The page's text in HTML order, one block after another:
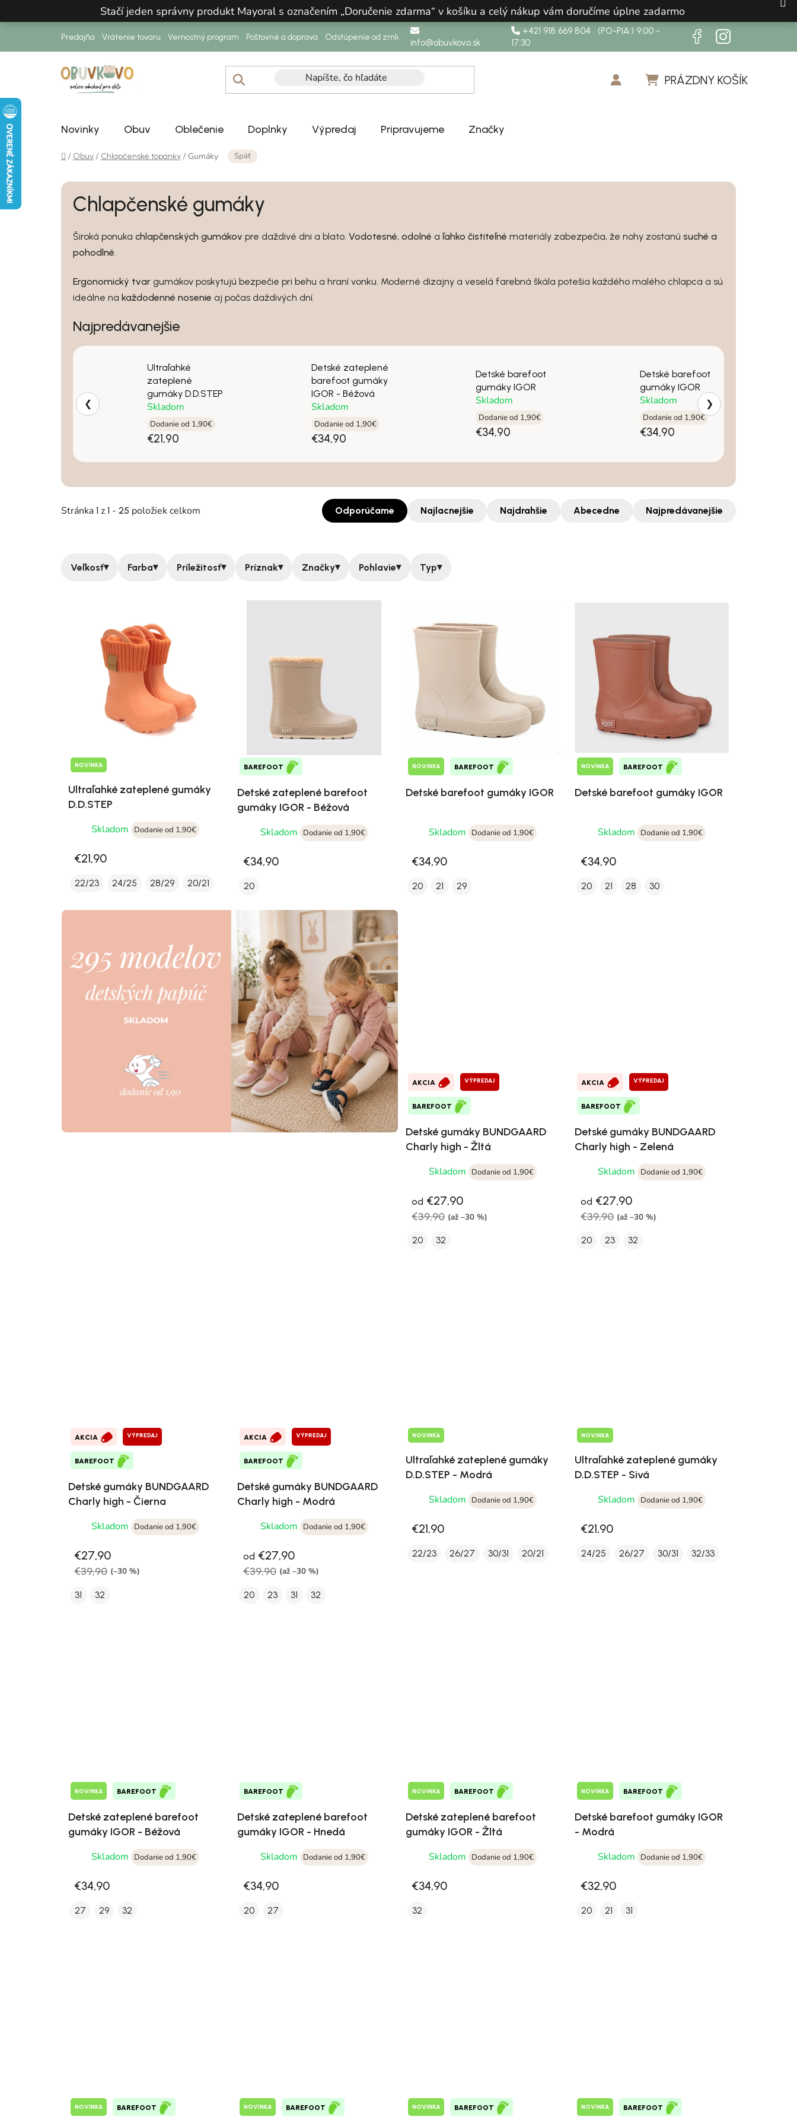
Stačí jeden správny produkt Mayoral s označením „Doručenie zdarma“ v košíku a celý nákup vám doručíme úplne zadarmo
Predajňa Vrátenie tovaru Vernostný program Poštovné a doprava Odstúpenie od zmluvy info@obuvkovo.sk
+421 918 669 804 (PO-PIA:) 9:00 -
17:30
PRÁZDNY KOŠÍK
Novinky Obuv Oblečenie Doplnky Výpredaj Pripravujeme Značky
Domov
/ Obuv / Chlapčenské topánky / Gumáky Späť
Chlapčenské gumáky
Široká ponuka chlapčenských gumákov pre daždivé dni a blato. Vodotesné, odolné a ľahko čistiteľné materiály zabezpečia, že nohy zostanú suché a
pohodlné.
Ergonomický tvar gumákov poskytujú bezpečie pri behu a hraní vonku. Moderné dizajny a veselá farebná škála potešia každého malého chlapca a sú
ideálne na každodenné nosenie aj počas daždivých dní.
Najpredávanejšie
Ultraľahké
zateplené
gumáky D.D.STEP
Skladom
Dodanie od 1,90€
€21,90
Detské zateplené
barefoot gumáky
IGOR - Béžová
Skladom
Dodanie od 1,90€
€34,90
Detské barefoot
gumáky IGOR
Skladom
Dodanie od 1,90€
€34,90
Detské barefoot
gumáky IGOR
Skladom
Dodanie od 1,90€
€34,90
❮ ❯
Stránka 1 z 1 - 25 položiek celkom Odporúčame Najlacnejšie Najdrahšie Abecedne Najpredávanejšie
Veľkosť▾ Farba▾ Príležitosť▾ Príznak▾ Značky▾ Pohlavie▾ Typ▾
NOVINKA
Ultraľahké zateplené gumáky
D.D.STEP
Skladom Dodanie od 1,90€
€21,90
22/23 24/25 28/29 20/21
BAREFOOT
Detské zateplené barefoot
gumáky IGOR - Béžová
Skladom
Dodanie od 1,90€
€34,90
20
NOVINKA BAREFOOT
Detské barefoot gumáky IGOR
Skladom Dodanie od 1,90€
€34,90
20 21 29
NOVINKA BAREFOOT
Detské barefoot gumáky IGOR
Skladom Dodanie od 1,90€
€34,90
20 21 28 30
AKCIA VÝPREDAJ
BAREFOOT
Detské gumáky BUNDGAARD
Charly high - Žltá
Skladom Dodanie od 1,90€
od €27,90
€39,90 (až –30 %)
20 32
AKCIA VÝPREDAJ
BAREFOOT
Detské gumáky BUNDGAARD
Charly high - Zelená
Skladom
Dodanie od 1,90€
od €27,90
€39,90 (až –30 %)
20 23 32
AKCIA VÝPREDAJ
BAREFOOT
Detské gumáky BUNDGAARD
Charly high - Čierna
Skladom Dodanie od 1,90€
€27,90
€39,90 (–30 %)
31 32
AKCIA VÝPREDAJ
BAREFOOT
Detské gumáky BUNDGAARD
Charly high - Modrá
Skladom
Dodanie od 1,90€
od €27,90
€39,90 (až –30 %)
20 23 31 32
NOVINKA
Ultraľahké zateplené gumáky
D.D.STEP - Modrá
Skladom Dodanie od 1,90€
€21,90
22/23 26/27 30/31 20/21
NOVINKA
Ultraľahké zateplené gumáky
D.D.STEP - Sivá
Skladom
Dodanie od 1,90€
€21,90
24/25 26/27 30/31 32/33
NOVINKA BAREFOOT
Detské zateplené barefoot
gumáky IGOR - Béžová
Skladom Dodanie od 1,90€
€34,90
27 29 32
BAREFOOT
Detské zateplené barefoot
gumáky IGOR - Hnedá
Skladom
Dodanie od 1,90€
€34,90
20 27
NOVINKA BAREFOOT
Detské zateplené barefoot
gumáky IGOR - Žltá
Skladom Dodanie od 1,90€
€34,90
32
NOVINKA BAREFOOT
Detské barefoot gumáky IGOR
- Modrá
Skladom
Dodanie od 1,90€
€32,90
20 21 31
NOVINKA BAREFOOT NOVINKA BAREFOOT NOVINKA BAREFOOT NOVINKA BAREFOOT